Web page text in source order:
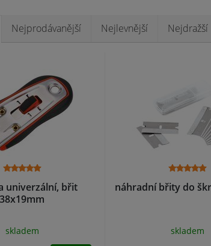
Nejprodávanější Nejlevnější Nejdražší
univerzální, břit
38x19mm
skladem
náhradní břity do
skladem